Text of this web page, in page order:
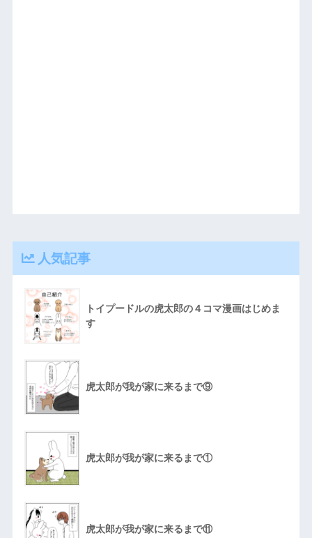
人気記事
トイプードルの虎太郎の４コマ漫画はじめま
す
虎太郎が我が家に来るまで⑨
虎太郎が我が家に来るまで①
虎太郎が我が家に来るまで⑪